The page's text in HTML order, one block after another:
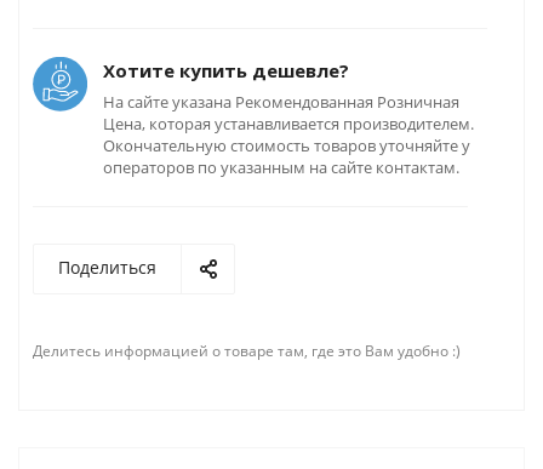
Хотите купить дешевле?
На сайте указана Рекомендованная Розничная
Цена, которая устанавливается производителем.
Окончательную стоимость товаров уточняйте у
операторов по указанным на сайте контактам.
Поделиться
Делитесь информацией о товаре там, где это Вам удобно :)